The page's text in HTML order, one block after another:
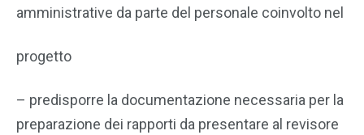
amministrative da parte del personale coinvolto nel
progetto
– predisporre la documentazione necessaria per la
preparazione dei rapporti da presentare al revisore